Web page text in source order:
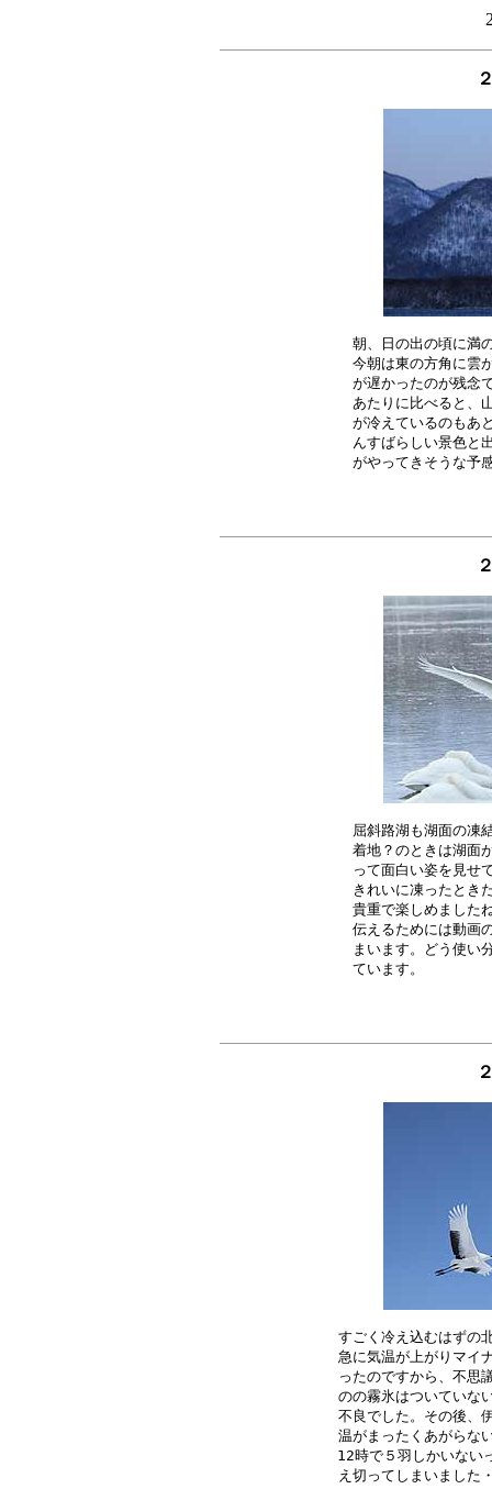
朝、日の出の頃に満
今朝は東の方角に雲
が遅かったのが残念
あたりに比べると、
が冷えているのもあ
んすばらしい景色と
屈斜路湖も湖面の凍
着地？のときは湖面
って面白い姿を見せ
きれいに凍ったとき
貴重で楽しめました
伝えるためには動画
まいます。どう使い
すごく冷え込むはずの
急に気温が上がりマイ
ったのですから、不思
のの霧氷はついていな
不良でした。その後、
温がまったくあがらな
12時で５羽しかいない